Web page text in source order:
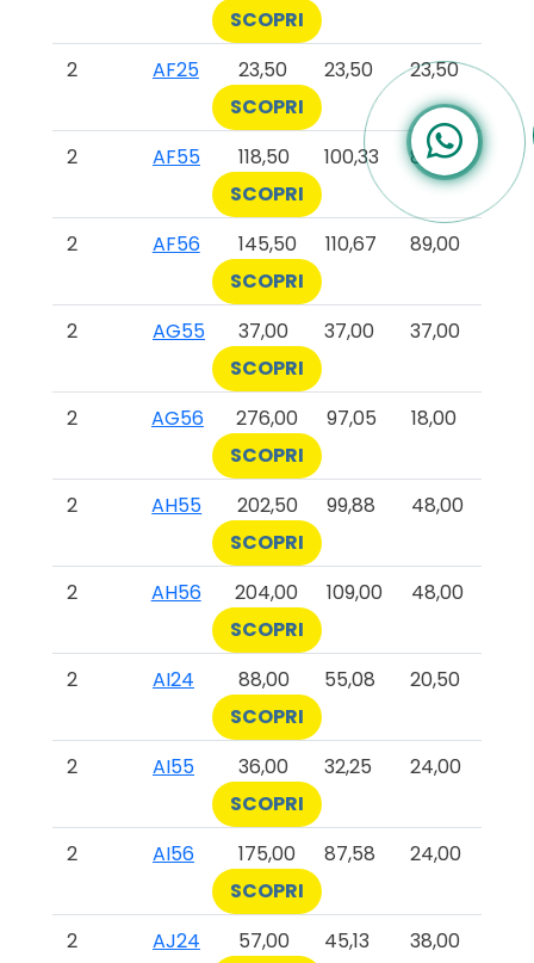
SCOPRI
2
AF25 23,50 23,50
23,50
SCOPRI
2
AF55 118,50 100,33
89,00
SCOPRI
2
AF56 145,50 110,67
89,00
SCOPRI
2
AG55 37,00 37,00
37,00
SCOPRI
2
AG56 276,00 97,05
18,00
SCOPRI
2
AH55 202,50 99,88
48,00
SCOPRI
2
AH56 204,00 109,00
48,00
SCOPRI
2
AI24 88,00 55,08
20,50
SCOPRI
2
AI55 36,00 32,25
24,00
SCOPRI
2
AI56 175,00 87,58
24,00
SCOPRI
2
AJ24 57,00 45,13
38,00